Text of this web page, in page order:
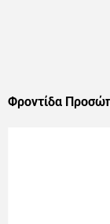
Φροντίδα